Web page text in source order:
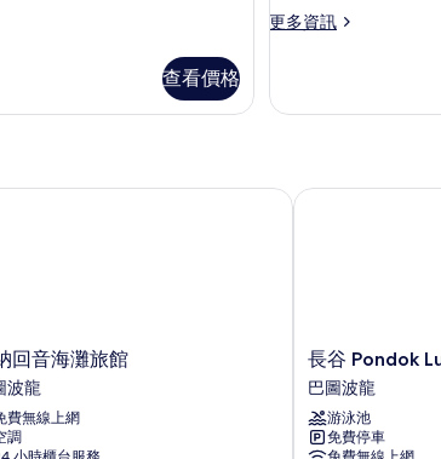
查看價格
更多資訊
更
房,
準
回音海灘旅館
波龍
費無線上網
調
音海灘旅館
長
谷
Pondok
Lulik
民
長谷 Pondok
巴圖波龍
游泳池
免費停車
長谷 Pondok